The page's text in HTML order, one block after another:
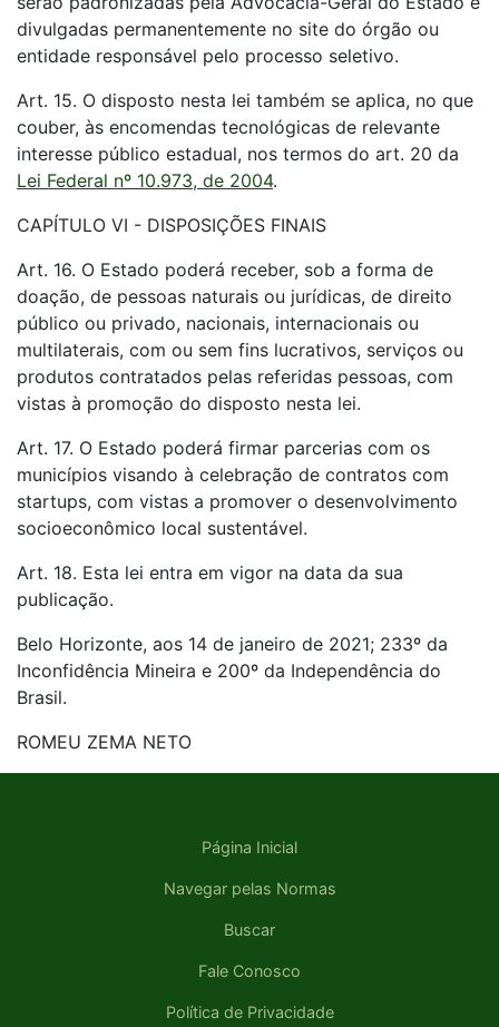
divulgadas permanentemente no site do órgão ou
entidade responsável pelo processo seletivo.
Art. 15. O disposto nesta lei também se aplica, no que
couber, às encomendas tecnológicas de relevante
interesse público estadual, nos termos do art. 20 da
Lei Federal nº 10.973, de 2004.
CAPÍTULO VI - DISPOSIÇÕES FINAIS
Art. 16. O Estado poderá receber, sob a forma de
doação, de pessoas naturais ou jurídicas, de direito
público ou privado, nacionais, internacionais ou
multilaterais, com ou sem fins lucrativos, serviços ou
produtos contratados pelas referidas pessoas, com
vistas à promoção do disposto nesta lei.
Art. 17. O Estado poderá firmar parcerias com os
municípios visando à celebração de contratos com
startups, com vistas a promover o desenvolvimento
socioeconômico local sustentável.
Art. 18. Esta lei entra em vigor na data da sua
publicação.
Belo Horizonte, aos 14 de janeiro de 2021; 233º da
Inconfidência Mineira e 200º da Independência do
Brasil.
ROMEU ZEMA NETO
Página Inicial
Navegar pelas Normas
Buscar
Fale Conosco
Política de Privacidade